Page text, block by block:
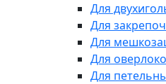
Для
Для
Для
Для
Для